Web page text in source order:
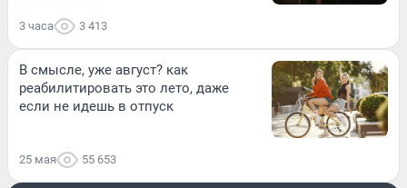
3 часа 3 413
В смысле, уже август? как
реабилитировать это лето, даже
если не идешь в отпуск
25 мая 55 653